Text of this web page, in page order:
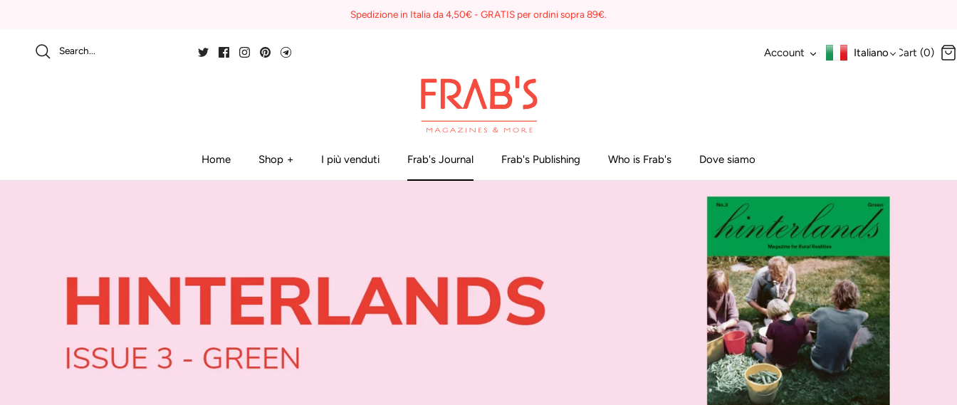
Spedizione in Italia da 4,50€ - GRATIS per ordini sopra 89€.
Search... Account Italiano Cart (0)
Home Shop I più venduti Frab's Journal Frab's Publishing Who is Frab's Dove siamo